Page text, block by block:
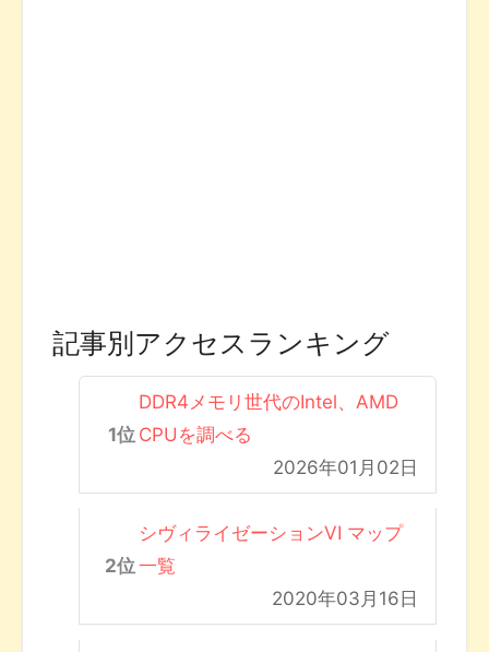
記事別アクセスランキング
DDR4メモリ世代のIntel、AMD
CPUを調べる
2026年01月02日
シヴィライゼーションVI マップ
一覧
2020年03月16日